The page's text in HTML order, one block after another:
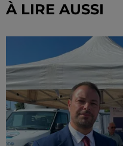
À LIRE AUSSI